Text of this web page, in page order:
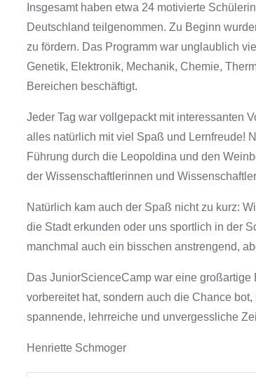
Insgesamt haben etwa 24 motivierte
Deutschland teilgenommen. Zu Beginn
zu fördern. Das Programm war unglaublich
Genetik, Elektronik, Mechanik, Chemie,
Bereichen beschäftigt.
Jeder Tag war vollgepackt mit interessanten
alles natürlich mit viel Spaß und Lernfreude!
Führung durch die Leopoldina und den
der Wissenschaftlerinnen und
Natürlich kam auch der Spaß nicht zu kurz:
die Stadt erkunden oder uns sportlich in der
manchmal auch ein bisschen anstrengend,
Das JuniorScienceCamp war eine
vorbereitet hat, sondern auch die Chance
spannende, lehrreiche und unvergessliche
Henriette Schmoger